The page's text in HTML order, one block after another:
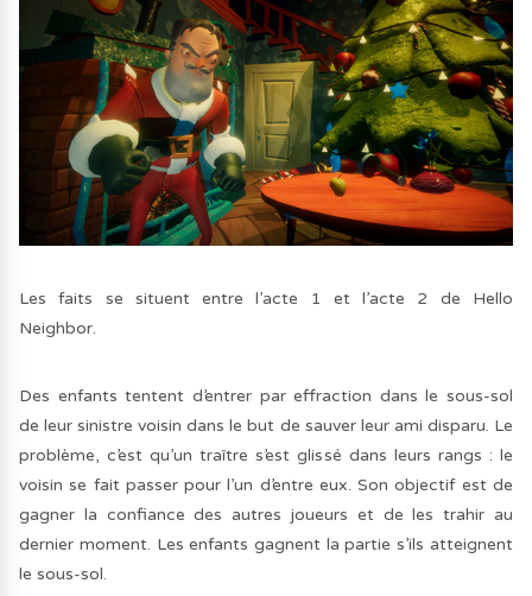
Les faits se situent entre l’acte 1 et l’acte 2 de Hello
Neighbor.
Des enfants tentent d’entrer par effraction dans le sous-sol
de leur sinistre voisin dans le but de sauver leur ami disparu. Le
problème, c’est qu’un traître s’est glissé dans leurs rangs : le
voisin se fait passer pour l’un d’entre eux. Son objectif est de
gagner la confiance des autres joueurs et de les trahir au
dernier moment. Les enfants gagnent la partie s’ils atteignent
le sous-sol.